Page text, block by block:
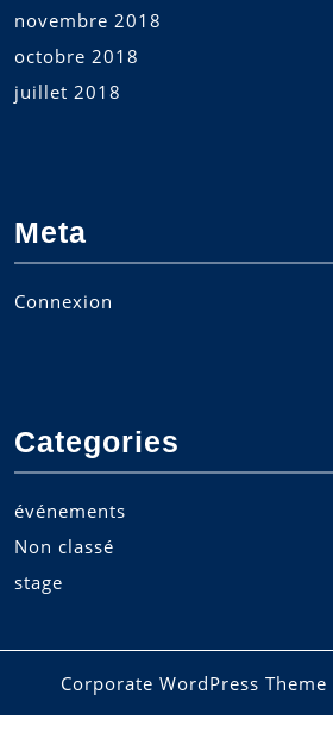
novembre 2018
octobre 2018
juillet 2018
Meta
Connexion
Categories
événements
Non classé
stage
Corporate WordPress Theme
Scroll